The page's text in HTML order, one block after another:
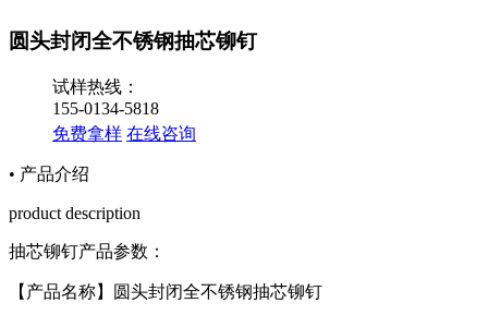
圆头封闭全不锈钢抽芯铆钉
试样热线：
155-0134-5818
免费拿样 在线咨询
• 产品介绍
product description
抽芯铆钉产品参数：
【产品名称】圆头封闭全不锈钢抽芯铆钉